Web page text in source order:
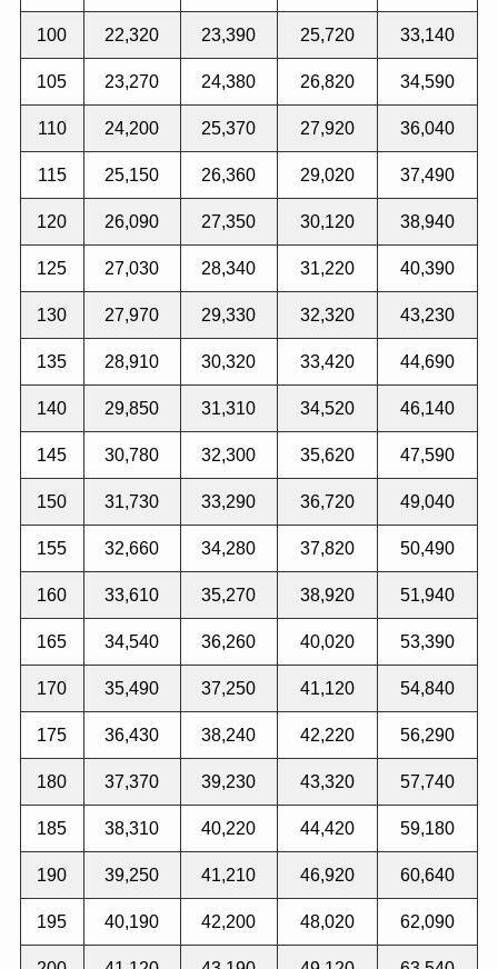
100 22,320 23,390 25,720 33,140
105 23,270 24,380 26,820 34,590
110 24,200 25,370 27,920 36,040
115 25,150 26,360 29,020 37,490
120 26,090 27,350 30,120 38,940
125 27,030 28,340 31,220 40,390
130 27,970 29,330 32,320 43,230
135 28,910 30,320 33,420 44,690
140 29,850 31,310 34,520 46,140
145 30,780 32,300 35,620 47,590
150 31,730 33,290 36,720 49,040
155 32,660 34,280 37,820 50,490
160 33,610 35,270 38,920 51,940
165 34,540 36,260 40,020 53,390
170 35,490 37,250 41,120 54,840
175 36,430 38,240 42,220 56,290
180 37,370 39,230 43,320 57,740
185 38,310 40,220 44,420 59,180
190 39,250 41,210 46,920 60,640
195 40,190 42,200 48,020 62,090